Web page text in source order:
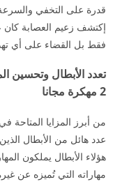
قدرة على التخفي
إكتشف زعيم العصابة كان
فقط بل القضاء على أي
2 مهكرة مجانا
عدد هائل من الأبطال
هؤلاء الأبطال يملكون
مهاراته التي تُميزه عن